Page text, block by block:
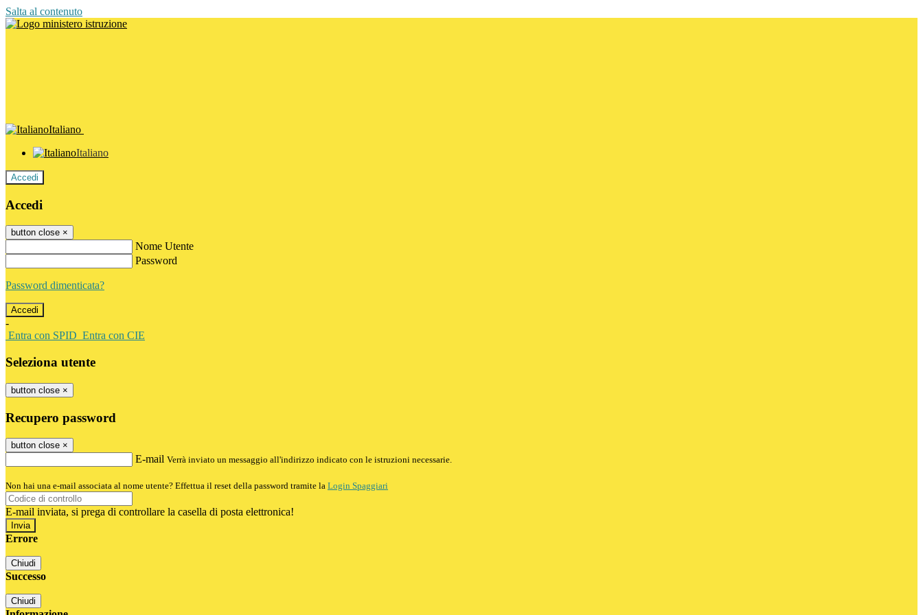
Salta al contenuto
Italiano
Italiano
Accedi
Accedi
button close ×
Nome Utente
Password
Password dimenticata?
-
Entra con SPID Entra con CIE
Seleziona utente
button close ×
Recupero password
button close ×
E-mail Verrà inviato un messaggio all'indirizzo indicato con le istruzioni necessarie.
Non hai una e-mail associata al nome utente? Effettua il reset della password tramite la Login Spaggiari
E-mail inviata, si prega di controllare la casella di posta elettronica!
Errore
Chiudi
Successo
Chiudi